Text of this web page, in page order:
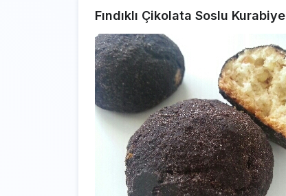
Fındıklı Çikolata Soslu Kurabiye